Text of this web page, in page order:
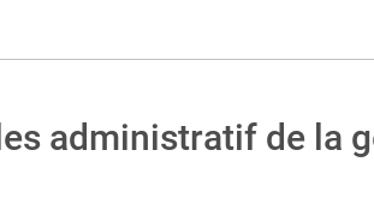
administratif de la